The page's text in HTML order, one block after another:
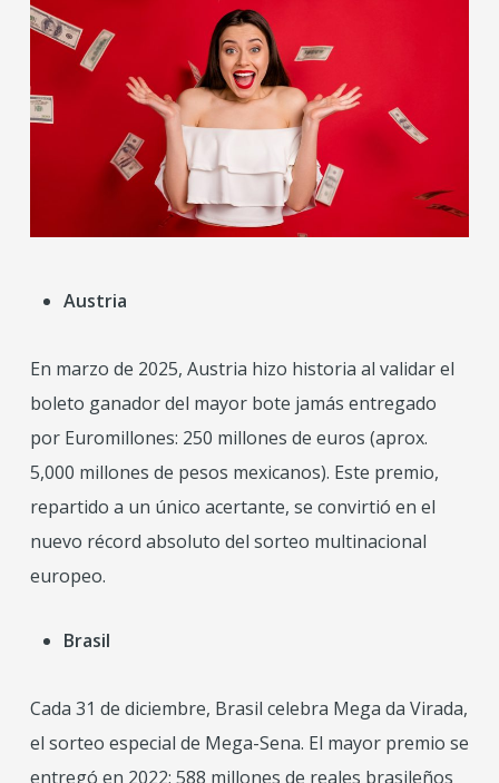
Austria
En marzo de 2025, Austria hizo historia al validar el
boleto ganador del mayor bote jamás entregado
por Euromillones: 250 millones de euros (aprox.
5,000 millones de pesos mexicanos). Este premio,
repartido a un único acertante, se convirtió en el
nuevo récord absoluto del sorteo multinacional
europeo.
Brasil
Cada 31 de diciembre, Brasil celebra Mega da Virada,
el sorteo especial de Mega-Sena. El mayor premio se
entregó en 2022: 588 millones de reales brasileños